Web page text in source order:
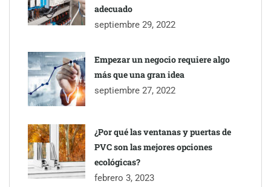
adecuado
septiembre 29, 2022
Empezar un negocio requiere algo
más que una gran idea
septiembre 27, 2022
¿Por qué las ventanas y puertas de
PVC son las mejores opciones
ecológicas?
febrero 3, 2023